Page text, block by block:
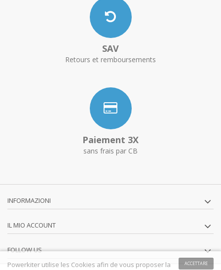
SAV
Retours et remboursements
Paiement 3X
sans frais par CB
INFORMAZIONI
IL MIO ACCOUNT
FOLLOW US
ACCETTARE
Powerkiter utilise les Cookies afin de vous proposer la